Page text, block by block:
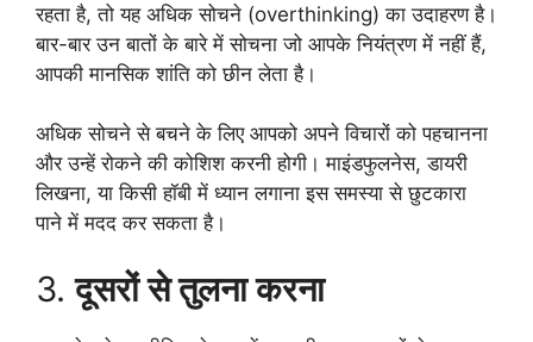
रहता है, तो यह अधिक सोचने (overthinking) का उदाहरण है।
बार-बार उन बातों के बारे में सोचना जो आपके नियंत्रण में नहीं हैं,
आपकी मानसिक शांति को छीन लेता है।
अधिक सोचने से बचने के लिए आपको अपने विचारों को पहचानना
और उन्हें रोकने की कोशिश करनी होगी। माइंडफुलनेस, डायरी
लिखना, या किसी हॉबी में ध्यान लगाना इस समस्या से छुटकारा
पाने में मदद कर सकता है।
3.दूसरों से तुलना करना